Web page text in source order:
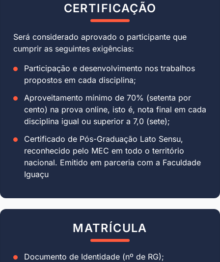
CERTIFICAÇÃO
Será considerado aprovado o participante que
cumprir as seguintes exigências:
Participação e desenvolvimento nos trabalhos
propostos em cada disciplina;
Aproveitamento mínimo de 70% (setenta por
cento) na prova online, isto é, nota final em cada
disciplina igual ou superior a 7,0 (sete);
Certificado de Pós-Graduação Lato Sensu,
reconhecido pelo MEC em todo o território
nacional. Emitido em parceria com a Faculdade
Iguaçu
MATRÍCULA
Documento de Identidade (nº de RG);